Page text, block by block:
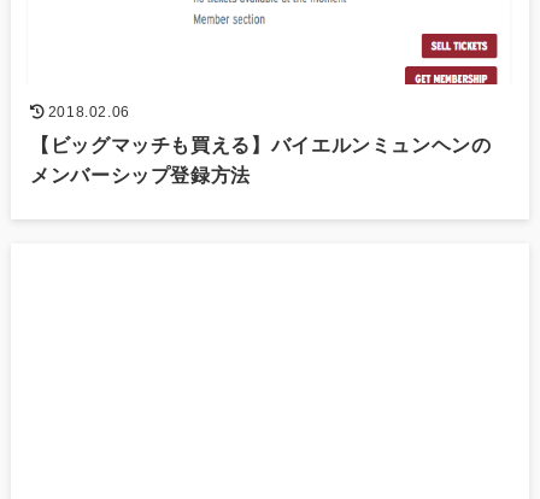
2018.02.06
【ビッグマッチも買える】バイエルンミュンヘンの
メンバーシップ登録方法